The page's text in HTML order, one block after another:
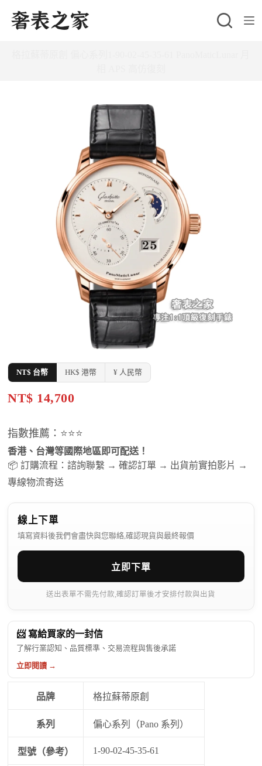
跳
至
NT$ 台幣 HK$ 港幣 ¥ 人民幣
NT$ 14,700
指數推薦：⭐⭐⭐
香港、台灣等國際地區即可配送！
📦 訂購流程：諮詢聯繫 → 確認訂單 → 出貨前實拍影片 →
專線物流寄送
線上下單
填寫資料後我們會盡快與您聯絡,確認現貨與最終報價
立即下單
送出表單不需先付款,確認訂單後才安排付款與出貨
📨 寫給買家的一封信
了解行業認知、品質標準、交易流程與售後承諾
立即閱讀 →
品牌 格拉蘇蒂原創
系列 偏心系列（Pano 系列）
型號（參考） 1-90-02-45-35-61